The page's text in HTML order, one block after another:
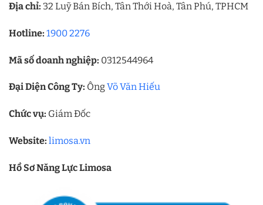
Địa chỉ: 32 Luỹ Bán Bích, Tân Thới Hoà, Tân Phú, TPHCM
Hotline: 1900 2276
Mã số doanh nghiệp: 0312544964
Đại Diện Công Ty: ÔngVõ Văn Hiếu
Chức vụ: Giám Đốc
Website: limosa.vn
Hồ Sơ Năng Lực Limosa